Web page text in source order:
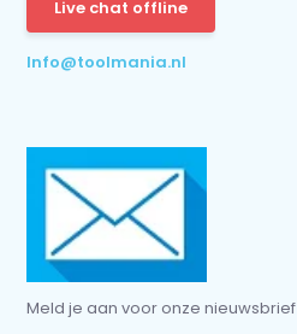
Live chat offline
Info@toolmania.nl
Meld je aan voor onze nieuwsbrief